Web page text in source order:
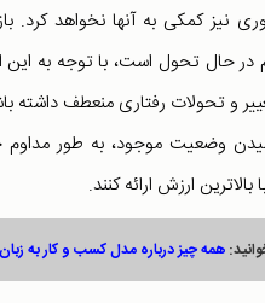
نیز کمکی به آنها نخواهد کرد.
در حال تحول است، با توجه به این
و تحولات رفتاری منعطف داشته
وضعیت موجود، به طور مداوم
بالاترین ارزش ارائه کنند.
همه چیز درباره مدل کسب و کار به